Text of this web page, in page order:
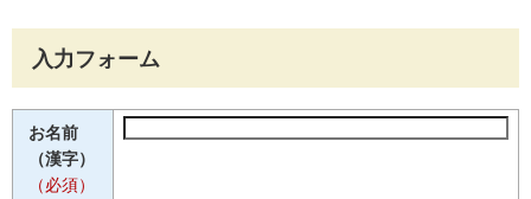
入力フォーム
お名前
（漢字）
（必須）